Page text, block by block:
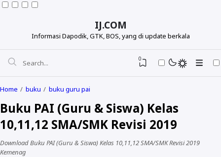
IJ.COM
Informasi Dapodik, GTK, BOS, yang di update berkala
0
Home buku buku guru pai
Buku PAI (Guru & Siswa) Kelas
10,11,12 SMA/SMK Revisi 2019
Download Buku PAI (Guru & Siswa) Kelas 10,11,12 SMA/SMK Revisi 2019
Kemenag